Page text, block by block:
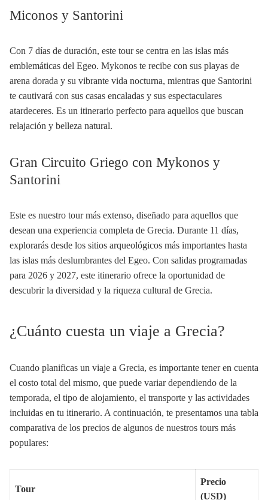
Miconos y Santorini
Con 7 días de duración, este tour se centra en las islas más
emblemáticas del Egeo. Mykonos te recibe con sus playas de
arena dorada y su vibrante vida nocturna, mientras que Santorini
te cautivará con sus casas encaladas y sus espectaculares
atardeceres. Es un itinerario perfecto para aquellos que buscan
relajación y belleza natural.
Gran Circuito Griego con Mykonos y
Santorini
Este es nuestro tour más extenso, diseñado para aquellos que
desean una experiencia completa de Grecia. Durante 11 días,
explorarás desde los sitios arqueológicos más importantes hasta
las islas más deslumbrantes del Egeo. Con salidas programadas
para 2026 y 2027, este itinerario ofrece la oportunidad de
descubrir la diversidad y la riqueza cultural de Grecia.
¿Cuánto cuesta un viaje a Grecia?
Cuando planificas un viaje a Grecia, es importante tener en cuenta
el costo total del mismo, que puede variar dependiendo de la
temporada, el tipo de alojamiento, el transporte y las actividades
incluidas en tu itinerario. A continuación, te presentamos una tabla
comparativa de los precios de algunos de nuestros tours más
populares:
Tour
Precio
(USD)